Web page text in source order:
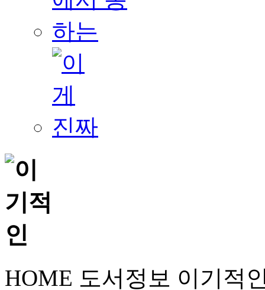
HOME 도서정보 이기적